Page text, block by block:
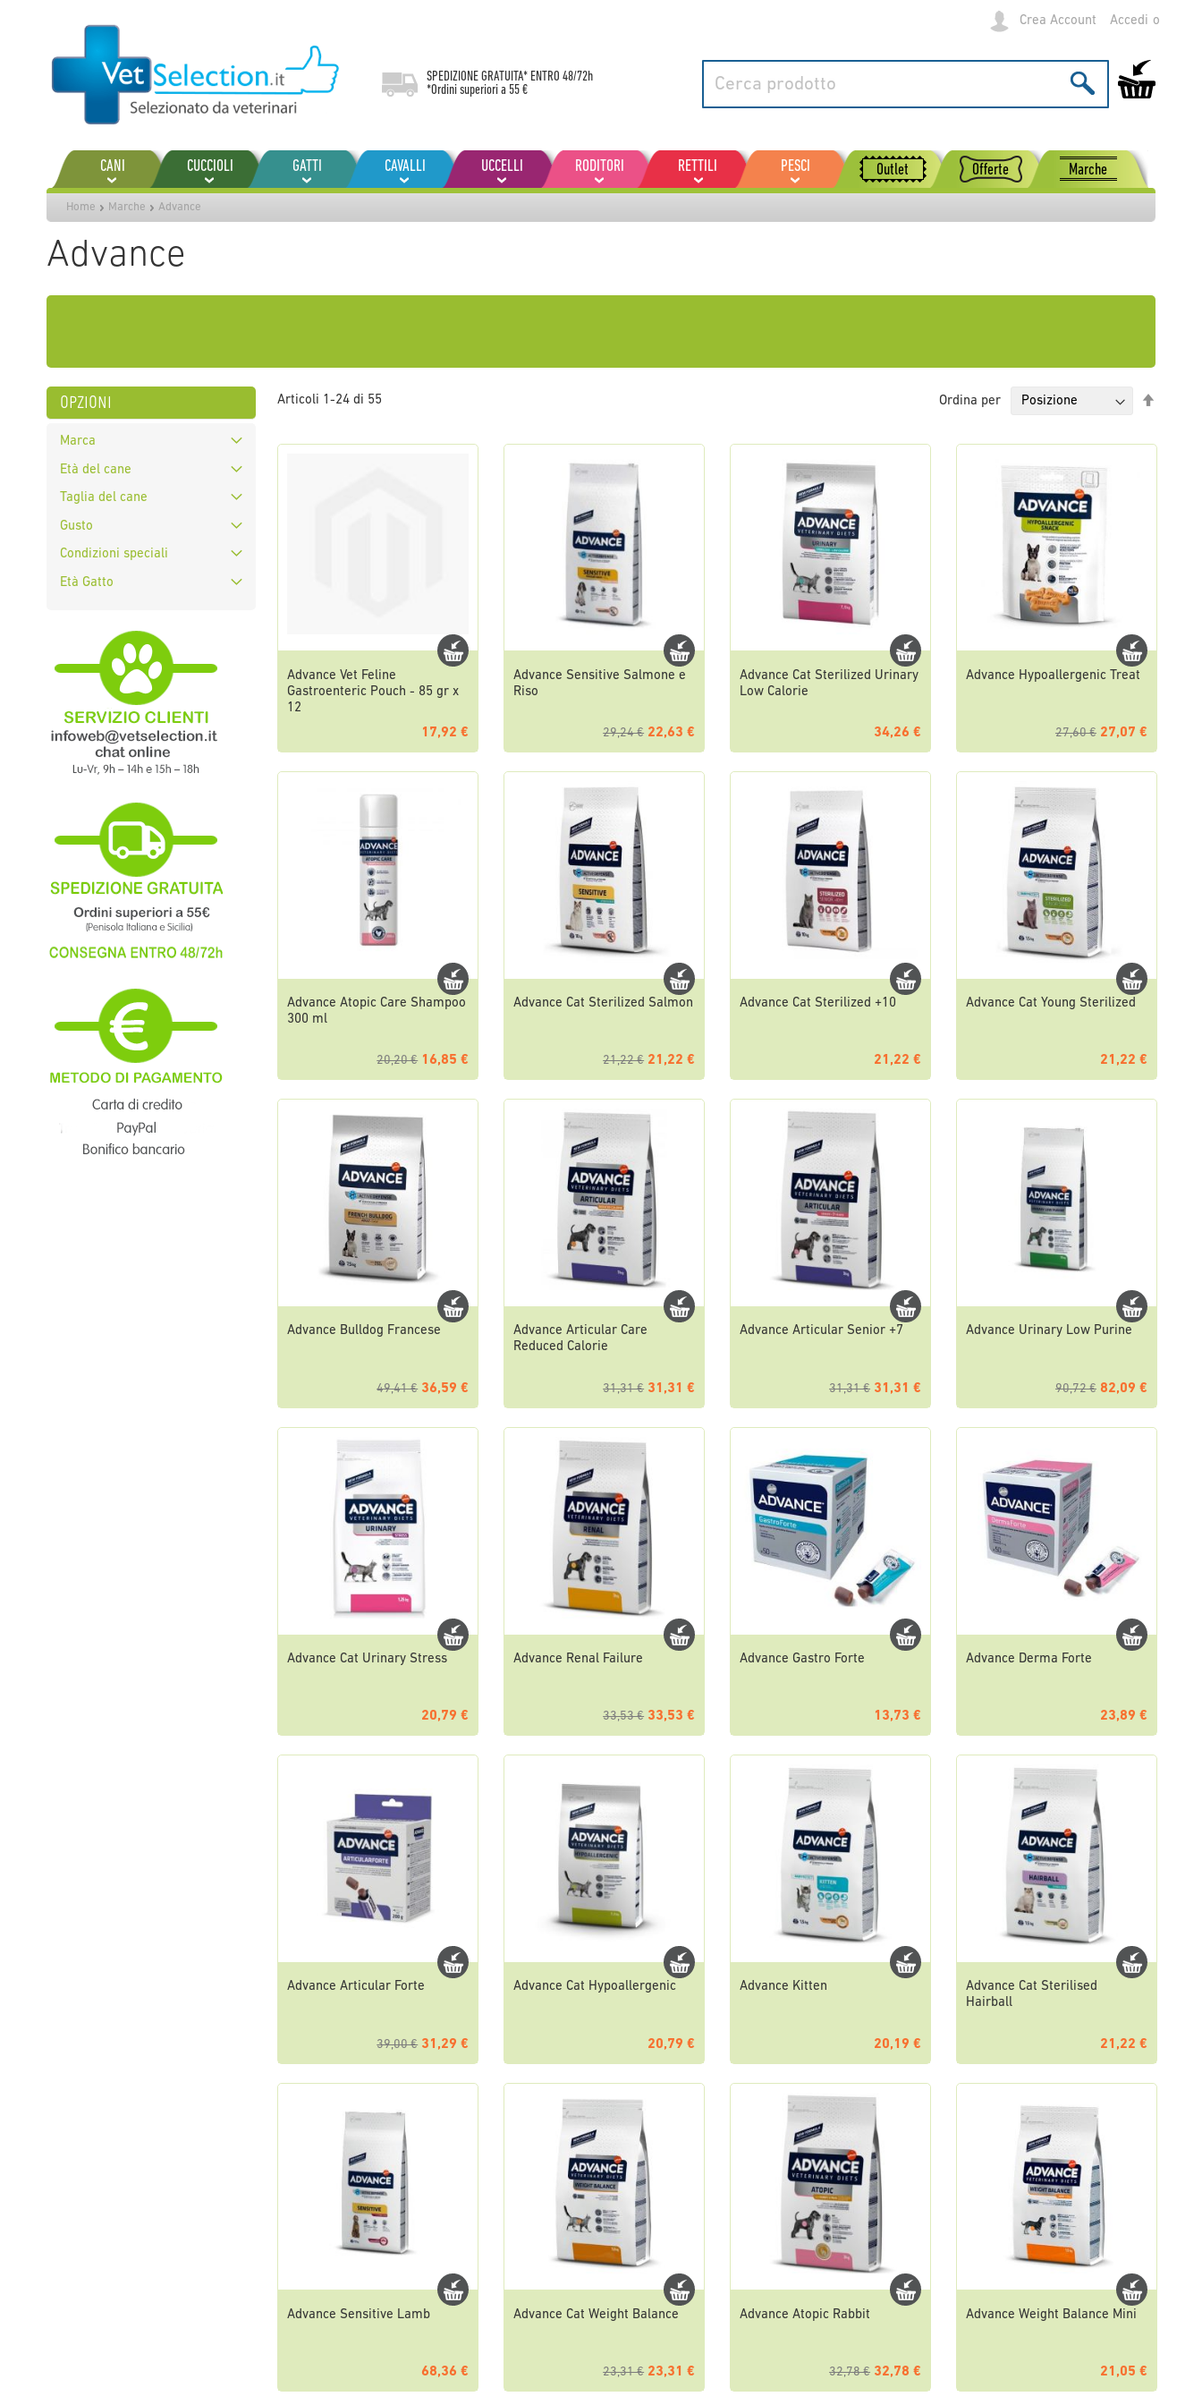
contenuto
Crea Account Accedi
SPEDIZIONE GRATUITA* ENTRO 48/72h
*Ordini superiori a 55 €
Carrello
CANI CUCCIOLI GATTI CAVALLI UCCELLI RODITORI RETTILI PESCI Outlet Offerte Marche
Home Marche Advance
Advance
Articoli 1-24 di 55 Ordina per
Advance Vet Feline
Gastroenteric Pouch - 85 gr x
12
17,92 €
Advance Sensitive Salmone e
Riso
29,24 € 22,63 €
Advance Cat Sterilized Urinary
Low Calorie
34,26 €
Advance Hypoallergenic Treat
27,60 € 27,07 €
Advance Atopic Care Shampoo
300 ml
20,20 € 16,85 €
Advance Cat Sterilized Salmon
21,22 € 21,22 €
Advance Cat Sterilized +10
21,22 €
Advance Cat Young Sterilized
21,22 €
Advance Bulldog Francese
49,41 € 36,59 €
Advance Articular Care
Reduced Calorie
31,31 € 31,31 €
Advance Articular Senior +7
31,31 € 31,31 €
Advance Urinary Low Purine
90,72 € 82,09 €
Advance Cat Urinary Stress
20,79 €
Advance Renal Failure
33,53 € 33,53 €
Advance Gastro Forte
13,73 €
Advance Derma Forte
23,89 €
Advance Articular Forte
39,00 € 31,29 €
Advance Cat Hypoallergenic
20,79 €
Advance Kitten
20,19 €
Advance Cat Sterilised
Hairball
21,22 €
Advance Sensitive Lamb
68,36 €
Advance Cat Weight Balance
23,31 € 23,31 €
Advance Atopic Rabbit
32,78 € 32,78 €
Advance Weight Balance Mini
21,05 €
opzioni
Marca
Età del cane
Taglia del cane
Gusto
Condizioni speciali
Età Gatto